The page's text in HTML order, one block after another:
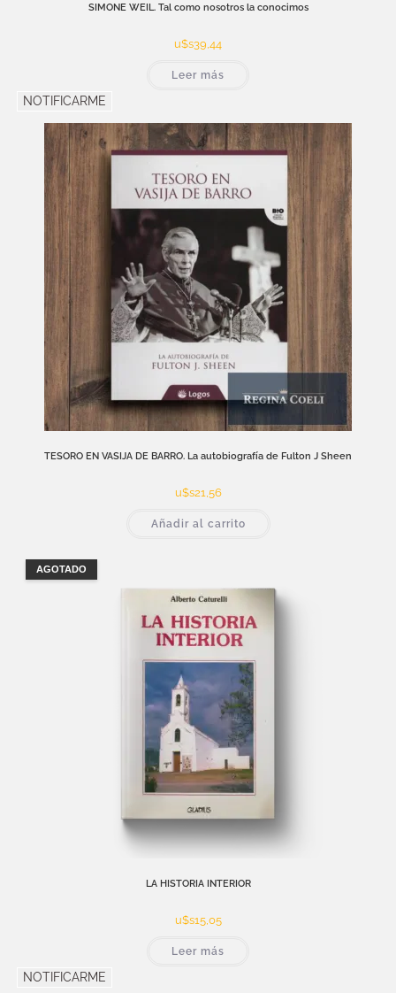
SIMONE WEIL. Tal como nosotros la conocimos
u$s39,44
Leer más
NOTIFICARME
TESORO EN VASIJA DE BARRO. La autobiografía de Fulton J Sheen
u$s21,56
Añadir al carrito
AGOTADO
LA HISTORIA INTERIOR
u$s15,05
Leer más
NOTIFICARME